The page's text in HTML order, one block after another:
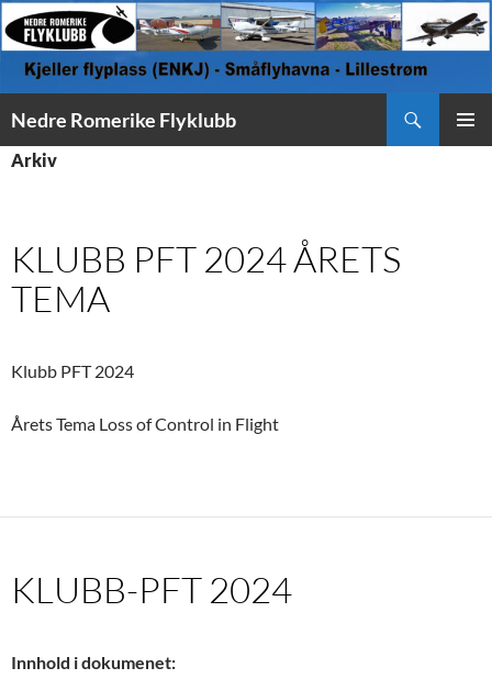
Nedre Romerike Flyklubb
TIL
Arkiv
KLUBB PFT 2024 ÅRETS
TEMA
Klubb PFT 2024
Årets Tema Loss of Control in Flight
KLUBB-PFT 2024
Innhold i dokumenet: